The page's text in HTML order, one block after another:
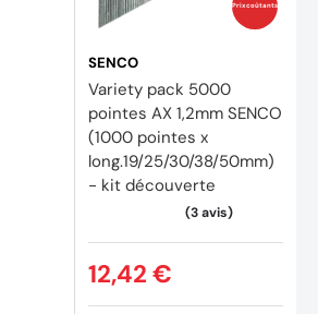
(1
Prix coûtants
SENCO
Variety pack 5000
pointes AX 1,2mm SENCO
(1000 pointes x
long.19/25/30/38/50mm)
- kit découverte
12,42 €